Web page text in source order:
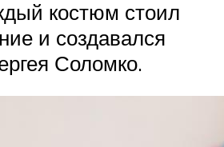
костюм стоил
и создавался
Соломко.